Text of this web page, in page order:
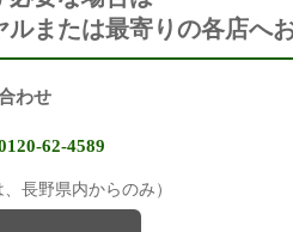
ルまたは最寄りの各店へ
わせ
62-4589
長野県内からのみ）